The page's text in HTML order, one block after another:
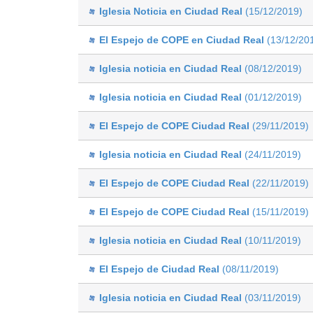
Iglesia Noticia en Ciudad Real (15/12/2019)
El Espejo de COPE en Ciudad Real (13/12/
Iglesia noticia en Ciudad Real (08/12/2019)
Iglesia noticia en Ciudad Real (01/12/2019)
El Espejo de COPE Ciudad Real (29/11/2019)
Iglesia noticia en Ciudad Real (24/11/2019)
El Espejo de COPE Ciudad Real (22/11/2019)
El Espejo de COPE Ciudad Real (15/11/2019)
Iglesia noticia en Ciudad Real (10/11/2019)
El Espejo de Ciudad Real (08/11/2019)
Iglesia noticia en Ciudad Real (03/11/2019)